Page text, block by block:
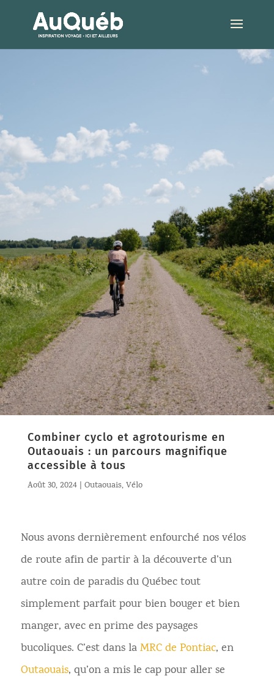
Combiner cyclo et agrotourisme en
Outaouais : un parcours magnifique
accessible à tous
Août 30, 2024| Outaouais,Vélo
Nous avons dernièrement enfourché nos vélos
de route afin de partir à la découverte d’un
autre coin de paradis du Québec tout
simplement parfait pour bien bouger et bien
manger, avec en prime des paysages
bucoliques. C’est dans laMRC de Pontiac, en
Outaouais, qu’on a mis le cap pour aller se